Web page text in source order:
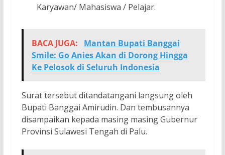
Karyawan/ Mahasiswa / Pelajar.
BACA JUGA:
Mantan Bupati Banggai
Smile: Go Anies Akan di Dorong Hingga
Ke Pelosok di Seluruh Indonesia
Surat tersebut ditandatangani langsung oleh
Bupati Banggai Amirudin. Dan tembusannya
disampaikan kepada masing masing Gubernur
Provinsi Sulawesi Tengah di Palu.